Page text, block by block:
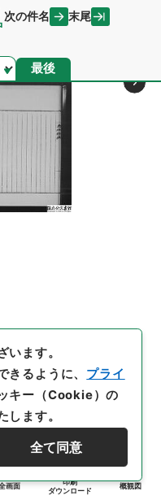
次の件名 末尾
最後
画面
印刷
ダウンロード
概観図
います。
きるように、 プライ
キー（Cookie）の
します。
全て同意